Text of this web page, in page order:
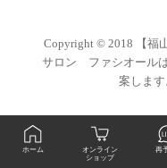
Copyright © 2018
【福
サロン ファシオール
案します
ホーム
オンライン
ショップ
再